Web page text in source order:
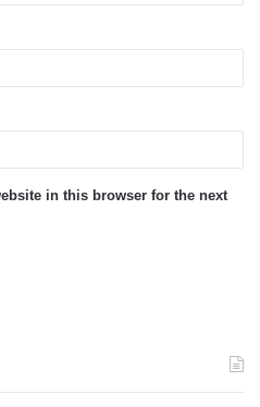
in this browser for the next